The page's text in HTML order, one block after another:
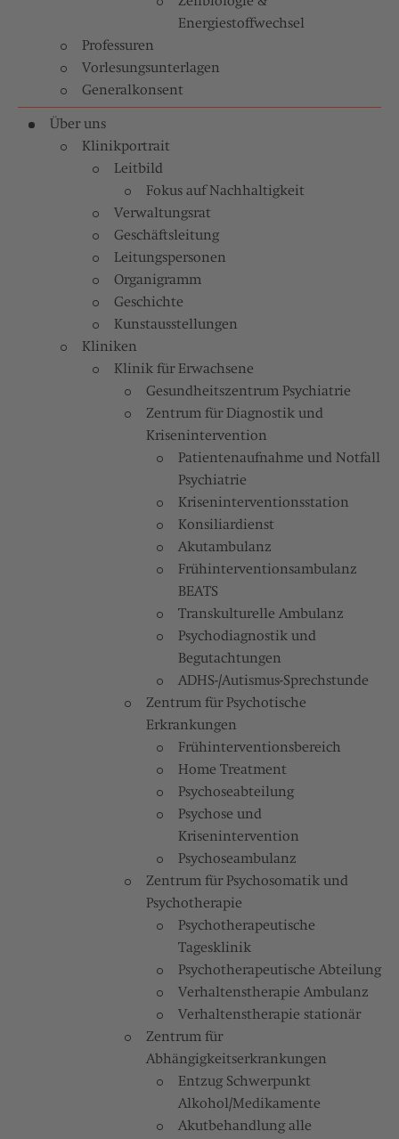
Energiestoffwechsel
Professuren
Vorlesungsunterlagen
Generalkonsent
Über uns
Klinikportrait
Leitbild
Fokus auf Nachhaltigkeit
Verwaltungsrat
Geschäftsleitung
Leitungspersonen
Organigramm
Geschichte
Kunstausstellungen
Kliniken
Klinik für Erwachsene
Gesundheitszentrum Psychiatrie
Zentrum für Diagnostik und
Krisenintervention
Patientenaufnahme und Notfall
Psychiatrie
Kriseninterventionsstation
Konsiliardienst
Akutambulanz
Frühinterventionsambulanz
BEATS
Transkulturelle Ambulanz
Psychodiagnostik und
Begutachtungen
ADHS-/Autismus-Sprechstunde
Zentrum für Psychotische
Erkrankungen
Frühinterventionsbereich
Home Treatment
Psychoseabteilung
Psychose und
Krisenintervention
Psychoseambulanz
Zentrum für Psychosomatik und
Psychotherapie
Psychotherapeutische
Tagesklinik
Psychotherapeutische Abteilung
Verhaltenstherapie Ambulanz
Verhaltenstherapie stationär
Zentrum für
Abhängigkeitserkrankungen
Entzug Schwerpunkt
Alkohol/Medikamente
Akutbehandlung alle